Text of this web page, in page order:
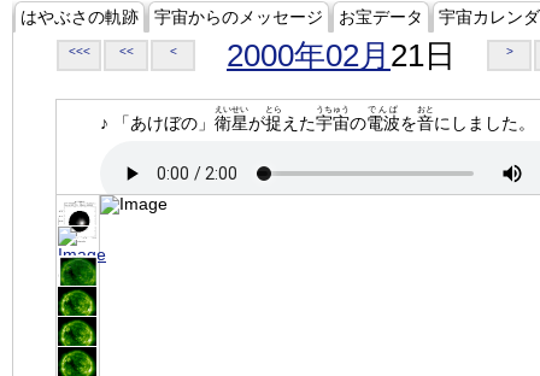
はやぶさの軌跡 宇宙からのメッセージ お宝データ 宇宙カレン
<<< << < 2000年02月 21日 >
♪ 「あけぼの」 衛星
えいせい
が捉
とら
えた宇宙
うちゅう
の電波
でんぱ
を音
おと
にしました。